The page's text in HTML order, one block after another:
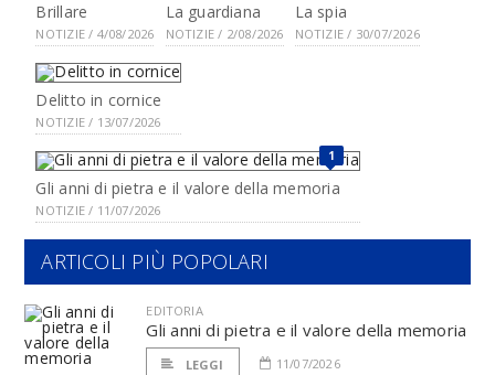
Brillare
NOTIZIE / 4/08/2026
La guardiana
NOTIZIE / 2/08/2026
La spia
NOTIZIE / 30/07/2026
Delitto in cornice
NOTIZIE / 13/07/2026
1
Gli anni di pietra e il valore della memoria
NOTIZIE / 11/07/2026
ARTICOLI PIÙ POPOLARI
EDITORIA
Gli anni di pietra e il valore della memoria
LEGGI 11/07/2026